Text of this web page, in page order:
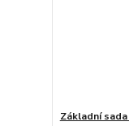
Základní